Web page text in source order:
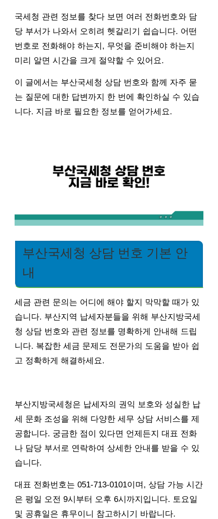
국세청 관련 정보를 찾다 보면 여러 전화번호와 담
당 부서가 나와서 오히려 헷갈리기 쉽습니다. 어떤
번호로 전화해야 하는지, 무엇을 준비해야 하는지
미리 알면 시간을 크게 절약할 수 있어요.
이 글에서는 부산국세청 상담 번호와 함께 자주 묻
는 질문에 대한 답변까지 한 번에 확인하실 수 있습
니다. 지금 바로 필요한 정보를 얻어가세요.
부산국세청 상담 번호 기본 안
내
세금 관련 문의는 어디에 해야 할지 막막할 때가 있
습니다. 부산지역 납세자분들을 위해 부산지방국세
청 상담 번호와 관련 정보를 명확하게 안내해 드립
니다. 복잡한 세금 문제도 전문가의 도움을 받아 쉽
고 정확하게 해결하세요.
부산지방국세청은 납세자의 권익 보호와 성실한 납
세 문화 조성을 위해 다양한 세무 상담 서비스를 제
공합니다. 궁금한 점이 있다면 언제든지 대표 전화
나 담당 부서로 연락하여 상세한 안내를 받을 수 있
습니다.
대표 전화번호는 051-713-0101이며, 상담 가능 시간
은 평일 오전 9시부터 오후 6시까지입니다. 토요일
및 공휴일은 휴무이니 참고하시기 바랍니다.